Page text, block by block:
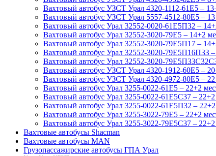
Вахтовый автобус УЗСТ Урал 4320-1112-61Е5 –
Вахтовый автобус УЗСТ Урал 5557-4512-80Е5 –
Вахтовый автобус Урал 32552-0020-61Е5П32 –
Вахтовый автобус Урал 32552-3020-79Е5 – 14+2
Вахтовый автобус Урал 32552-3020-79Е5П17 –
Вахтовый автобус Урал 32552-3020-79Е5П16П33
Вахтовый автобус Урал 32552-3020-
Вахтовый автобус УЗСТ Урал 4320-1912-60Е5 –
Вахтовый автобус УЗСТ Урал 4320-4972-80Е5 –
Вахтовый автобус Урал 3255-0022-61Е5 – 22+2
Вахтовый автобус Урал 3255-0022-61Е5С37 –
Вахтовый автобус Урал 3255-0022-61Е5П32 –
Вахтовый автобус Урал 3255-3022-79Е5 – 22+2
Вахтовый автобус Урал 3255-3022-79Е5С37 –
Вахтовые автобусы Shacman
Вахтовые автобусы MAN
Грузопассажирские автобусы ГПА Урал